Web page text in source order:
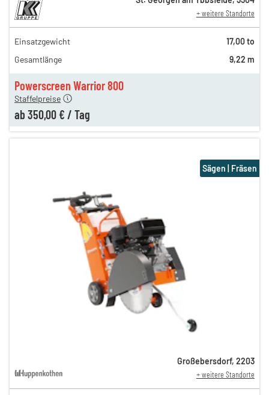
Powerscreen Warrior 800
730,00 €
510,00 €
Staffelpreise
ab 350,00 € / Tag
+ weitere Standorte
Einsatzgewicht
17,00 to
Gesamtlänge
9,22 m
Sägen | Fräsen
Großebersdorf, 2203
+ weitere Standorte